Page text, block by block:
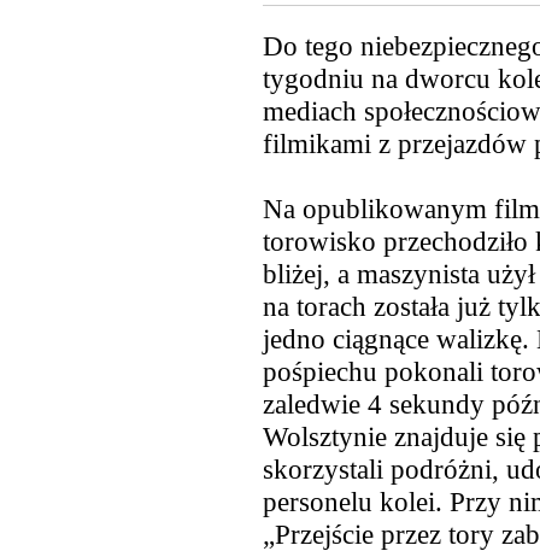
Do tego
tygodniu na dworcu
mediach
filmikami z przejazdów
Na opublikowanym
torowisko przechodziło
bliżej, a maszynista
na torach została już
jedno ciągnące
pośpiechu pokonali
zaledwie 4 sekundy
Wolsztynie znajduje się
skorzystali podróżni,
personelu kolei. Przy
„Przejście przez tory